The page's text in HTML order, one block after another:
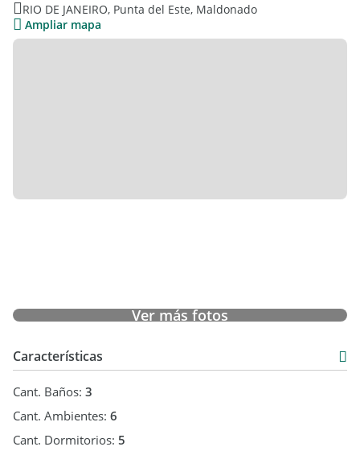
RIO DE JANEIRO, Punta del Este, Maldonado
Ampliar mapa
Ver más fotos
Características
Cant. Baños: 3
Cant. Ambientes: 6
Cant. Dormitorios: 5